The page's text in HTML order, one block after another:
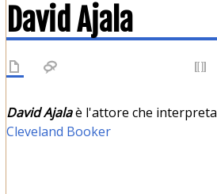
David Ajala
David Ajalaè l'attore che interpreta
Cleveland Booker